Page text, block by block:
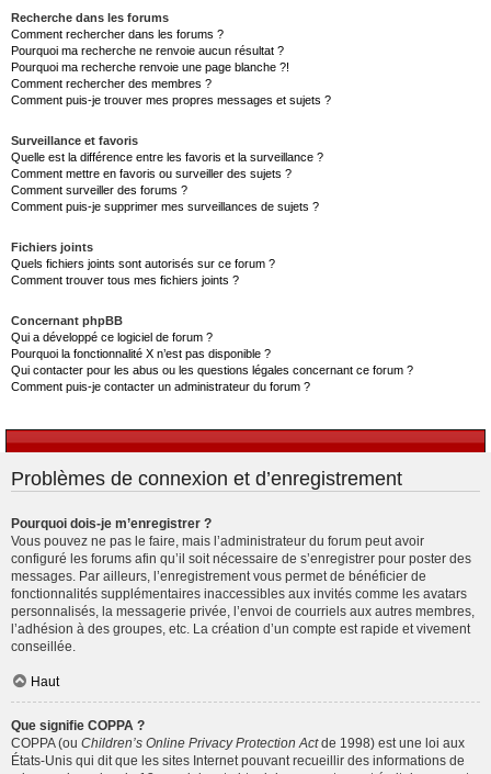
Recherche dans les forums
Comment rechercher dans les forums ?
Pourquoi ma recherche ne renvoie aucun résultat ?
Pourquoi ma recherche renvoie une page blanche ?!
Comment rechercher des membres ?
Comment puis-je trouver mes propres messages et sujets ?
Surveillance et favoris
Quelle est la différence entre les favoris et la surveillance ?
Comment mettre en favoris ou surveiller des sujets ?
Comment surveiller des forums ?
Comment puis-je supprimer mes surveillances de sujets ?
Fichiers joints
Quels fichiers joints sont autorisés sur ce forum ?
Comment trouver tous mes fichiers joints ?
Concernant phpBB
Qui a développé ce logiciel de forum ?
Pourquoi la fonctionnalité X n’est pas disponible ?
Qui contacter pour les abus ou les questions légales concernant ce forum ?
Comment puis-je contacter un administrateur du forum ?
Problèmes de connexion et d’enregistrement
Pourquoi dois-je m’enregistrer ?
Vous pouvez ne pas le faire, mais l’administrateur du forum peut avoir
configuré les forums afin qu’il soit nécessaire de s’enregistrer pour poster des
messages. Par ailleurs, l’enregistrement vous permet de bénéficier de
fonctionnalités supplémentaires inaccessibles aux invités comme les avatars
personnalisés, la messagerie privée, l’envoi de courriels aux autres membres,
l’adhésion à des groupes, etc. La création d’un compte est rapide et vivement
conseillée.
Haut
Que signifie COPPA ?
COPPA (ou Children’s Online Privacy Protection Actde 1998) est une loi aux
États-Unis qui dit que les sites Internet pouvant recueillir des informations de